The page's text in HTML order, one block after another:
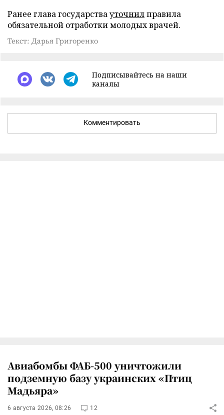
Ранее глава государствауточнилправила
обязательной отработки молодых врачей.
Текст: Дарья Григоренко
Подписывайтесь на наши
каналы
Комментировать
Авиабомбы ФАБ-500 уничтожили
подземную базу украинских «Птиц
Мадьяра»
6 августа 2026, 08:26 12